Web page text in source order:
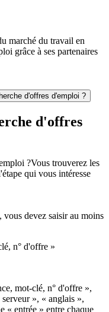
marché du travail en
grâce à ses partenaires
d'offres d'emploi ?
d'offres
?Vous trouverez les
qui vous intéresse
devez saisir au moins
n° d'offre »
mot-clé, n° d'offre »,
», « anglais »,
« entrée » entre chaque